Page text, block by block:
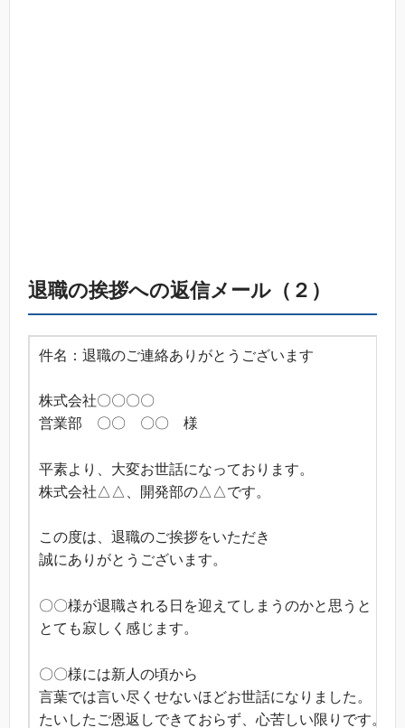
退職の挨拶への返信メール（２）
件名：退職のご連絡ありがとうございます
株式会社〇〇〇〇
営業部 〇〇 〇〇 様
平素より、大変お世話になっております。
株式会社△△、開発部の△△です。
この度は、退職のご挨拶をいただき
誠にありがとうございます。
〇〇様が退職される日を迎えてしまうのかと思うと
とても寂しく感じます。
〇〇様には新人の頃から
言葉では言い尽くせないほどお世話になりました。
たいしたご恩返しできておらず、心苦しい限りです。